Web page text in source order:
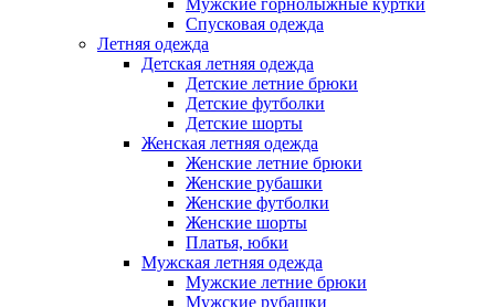
Мужские горнолыжные куртки
Спусковая одежда
Летняя одежда
Детская летняя одежда
Детские летние брюки
Детские футболки
Детские шорты
Женская летняя одежда
Женские летние брюки
Женские рубашки
Женские футболки
Женские шорты
Платья, юбки
Мужская летняя одежда
Мужские летние брюки
Мужские рубашки